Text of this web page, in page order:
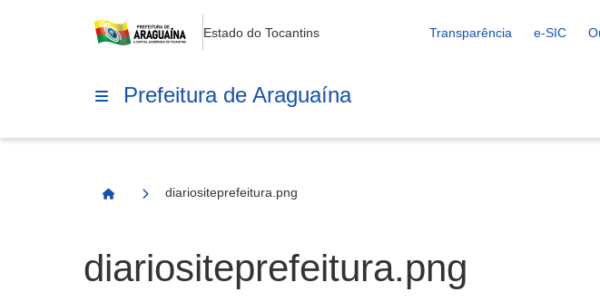
Estado do Tocantins Transparência e-SIC
Prefeitura de Araguaína
Página Inicial
diariositeprefeitura.png
diariositeprefeitura.png